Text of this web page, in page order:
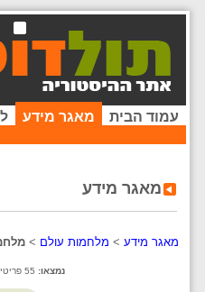
עמוד הבית מאגר מידע
מאגר מידע
מאגר מידע > מלחמות עולם >
נמצאו: